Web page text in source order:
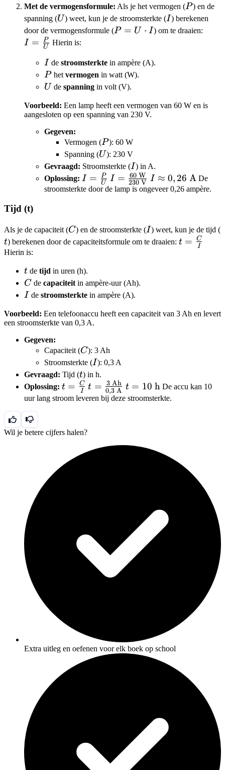
Ah}}
{40
\text{
A}
Met de vermogensformule: Als je het vermogen (P
P) en de
spanning (U
U) weet, kun je de stroomsterkte (I
I) berekenen
door de vermogensformule (P =
I
P = U ⋅ I) om te draaien:
I = U
P Hierin is:
I
I de stroomsterktein ampère (A).
P
Phetvermogenin watt (W).
U
U despanning in volt (V).
Voorbeeld: Een lamp heeft een vermogen van 60 W en is
aangesloten op een spanning van 230 V.
Gegeven:
Vermogen (P
P): 60 W
Spanning (U
U): 230 V
Gevraagd: Stroomsterkte (I
I) in A.
Oplossing: I =
\frac{P}
I = U
P
I =
\frac{60
{230
\text{
V}}
I = 230 V
60 W I
\approx
A}
I ≈ 0, 26 A De
stroomsterkte door de lamp is ongeveer 0,26 ampère.
Tijd (t)
Als je de capaciteit (C
C) en de stroomsterkte (I
I) weet, kun je de tijd (t
t) berekenen door de capaciteitsformule om te draaien: t =
t = I
C
Hierin is:
t
t de tijd in uren (h).
C
C decapaciteit in ampère-uur (Ah).
I
I de stroomsterktein ampère (A).
Voorbeeld: Een telefoonaccu heeft een capaciteit van 3 Ah en levert
een stroomsterkte van 0,3 A.
Gegeven:
Capaciteit (C
C): 3 Ah
Stroomsterkte (I
I): 0,3 A
Gevraagd: Tijd (t
t) in h.
Oplossing: t =
\frac{C}
t = I
C t =
\frac{3
\text{
t = 0,3 A
3Ah t = 10
\text{
t = 10 h De accu kan 10
uur lang stroom leveren bij deze stroomsterkte.
Wil je betere cijfers halen?
Extra uitleg en oefenen voor elk boek op school